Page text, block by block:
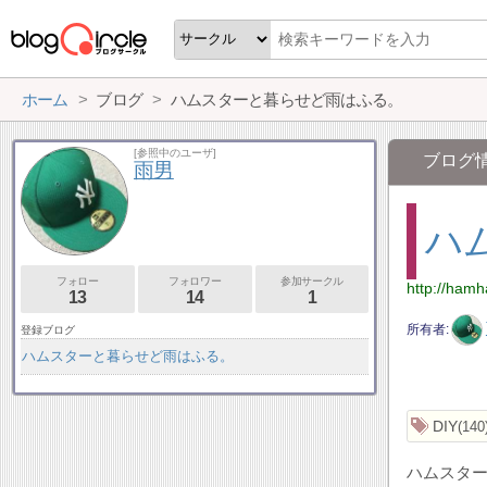
ホーム ブログ ハムスターと暮らせど雨はふる。
ブログ
ハ
http://
所有者
DIY 140
ハムスタ
[参照中のユーザ]
雨男
フォロー
13
フォロワー
14
参加サークル
1
登録ブログ
ハムスターと暮らせど雨はふる。